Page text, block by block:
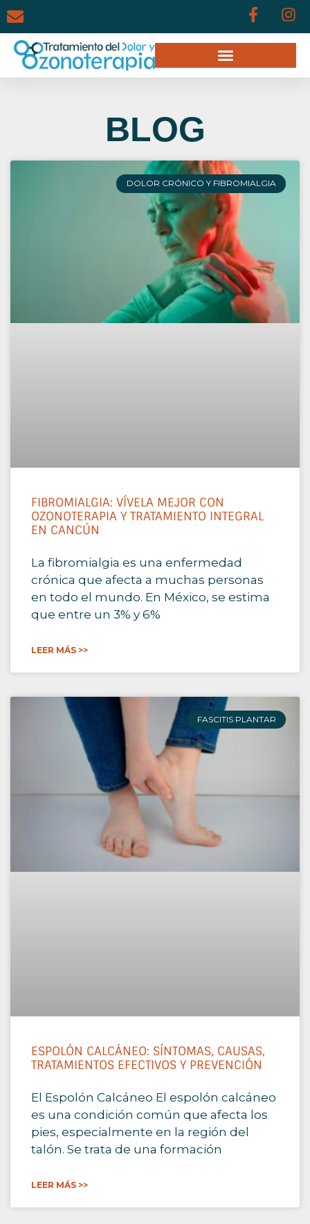
BLOG
DOLOR CRÓNICO Y FIBROMIALGIA
FIBROMIALGIA: VÍVELA MEJOR CON
OZONOTERAPIA Y TRATAMIENTO INTEGRAL
EN CANCÚN
La fibromialgia es una enfermedad
crónica que afecta a muchas personas
en todo el mundo. En México, se estima
que entre un 3% y 6%
LEER MÁS >>
FASCITIS PLANTAR
ESPOLÓN CALCÁNEO: SÍNTOMAS, CAUSAS,
TRATAMIENTOS EFECTIVOS Y PREVENCIÓN
El Espolón Calcáneo El espolón calcáneo
es una condición común que afecta los
pies, especialmente en la región del
talón. Se trata de una formación
LEER MÁS >>